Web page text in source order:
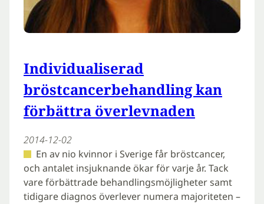
Individualiserad
bröstcancerbehandling kan
förbättra överlevnaden
2014-12-02
En av nio kvinnor i Sverige får bröstcancer,
och antalet insjuknande ökar för varje år. Tack
vare förbättrade behandlingsmöjligheter samt
tidigare diagnos överlever numera majoriteten –